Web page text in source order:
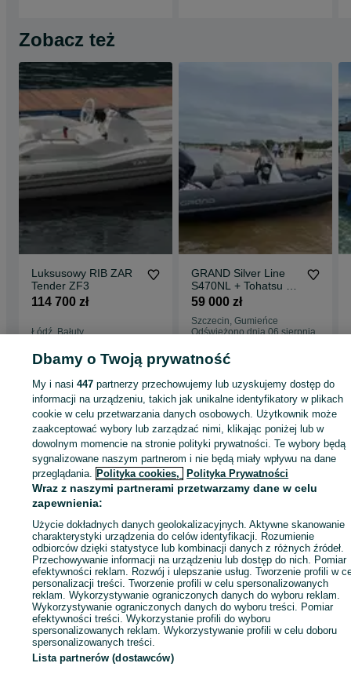
Zobacz też
Luksusowy RIB ZAR
Tender ZF3
114 700 zł
Łódź, Bałuty
GRAND Silver Line
S470NL + Tohatsu 60
HP + Temared Trailer
59 000 zł
Szczecin, Gumieńce
Odświeżono dnia 06 sierpnia
Strona główna Sport i Hobby Sporty wodne Łodzie i jachty
Motorowe
Motorowe - Łódzkie
Motorowe - Łódź Motorowe - Bałuty
KATEGORIA
ID:1041148834 Wyświetlenia:
Zadzwoń / SMS Wyślij wiadomość
Dbamy o Twoją prywatność
My i nasi447 partnerzy przechowujemy lub uzyskujemy dostęp do
informacji na urządzeniu, takich jak unikalne identyfikatory w plikach
cookie w celu przetwarzania danych osobowych. Użytkownik może
zaakceptować wybory lub zarządzać nimi, klikając poniżej lub w
dowolnym momencie na stronie polityki prywatności. Te wybory będą
sygnalizowane naszym partnerom i nie będą miały wpływu na dane
przeglądania. Polityka cookies, Polityka Prywatności
Wraz z naszymi partnerami przetwarzamy dane w celu
zapewnienia:
Użycie dokładnych danych geolokalizacyjnych. Aktywne skanowanie
charakterystyki urządzenia do celów identyfikacji. Rozumienie
odbiorców dzięki statystyce lub kombinacji danych z różnych źródeł.
Przechowywanie informacji na urządzeniu lub dostęp do nich. Pomiar
efektywności reklam. Rozwój i ulepszanie usług. Tworzenie profili w
personalizacji treści. Tworzenie profili w celu spersonalizowanych
reklam. Wykorzystywanie ograniczonych danych do wyboru reklam.
Wykorzystywanie ograniczonych danych do wyboru treści. Pomiar
efektywności treści. Wykorzystanie profili do wyboru
spersonalizowanych reklam. Wykorzystywanie profili w celu doboru
spersonalizowanych treści.
Lista partnerów (dostawców)